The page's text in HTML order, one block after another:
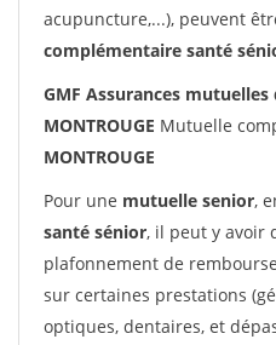
acupuncture,...), peuvent
complémentaire santé
GMF Assurances mutuelles
MONTROUGE Mutuelle
MONTROUGE
Pour une mutuelle senior,
santé sénior, il peut y avoir
plafonnement de
sur certaines prestations
optiques, dentaires, et